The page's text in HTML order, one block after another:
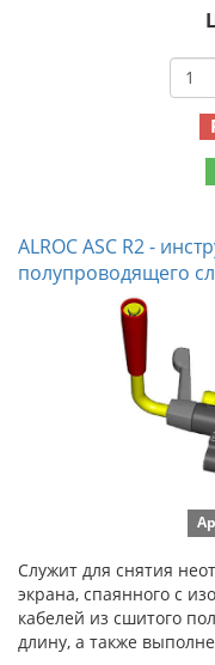
ALROC ASC R2 -
полупроводящего
Служит для снятия
экрана, спаянного с
кабелей из сшитого
длину, а также